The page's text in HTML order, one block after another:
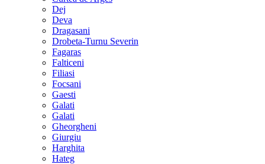
Dej
Deva
Dragasani
Drobeta-Turnu Severin
Fagaras
Falticeni
Filiasi
Focsani
Gaesti
Galati
Galati
Gheorgheni
Giurgiu
Harghita
Hateg